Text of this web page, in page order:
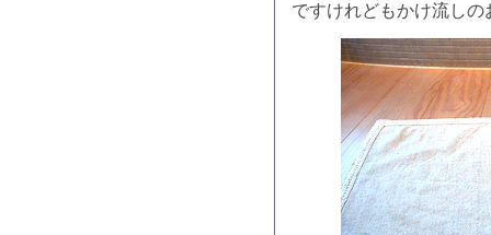
ですけれどもかけ流し